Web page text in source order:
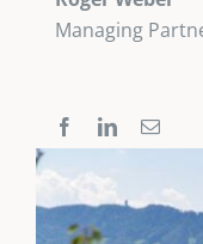
Managing